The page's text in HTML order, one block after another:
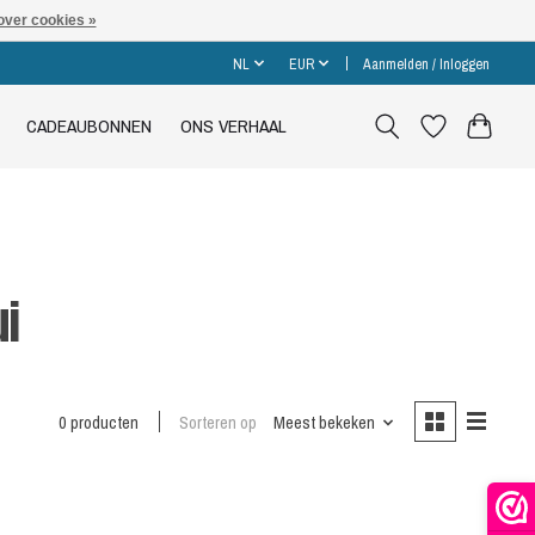
NL EUR Aanmelden / Inloggen
CADEAUBONNEN ONS VERHAAL
0 producten Sorteren op Meest bekeken
cookies »